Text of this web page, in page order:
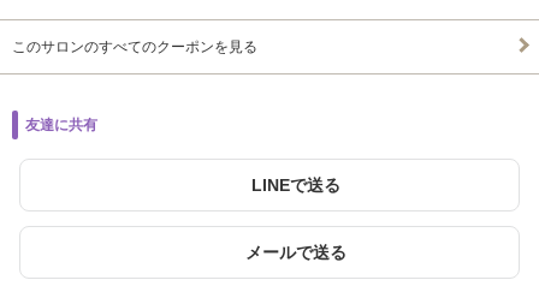
このサロンのすべてのクーポンを見る
友達に共有
LINEで送る
メールで送る